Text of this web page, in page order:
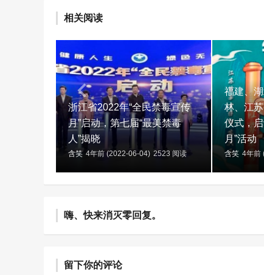
相关阅读
浙江省2022年“全民禁毒宣传
月”启动，第七届“最美禁毒
人”揭晓
含笑 4年前 (2022-06-04) 2523 阅读
福建、
林、江
仪式，
月”活动
含笑 4年前
嗨、快来消灭零回复。
留下你的评论